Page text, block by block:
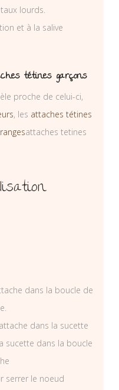
lourds.
et à la salive
tétines garçons
proche de celui-ci,
, les attaches tétines
attaches tetines
dans la boucle de
dans la sucette
sucette dans la boucle
serrer le noeud